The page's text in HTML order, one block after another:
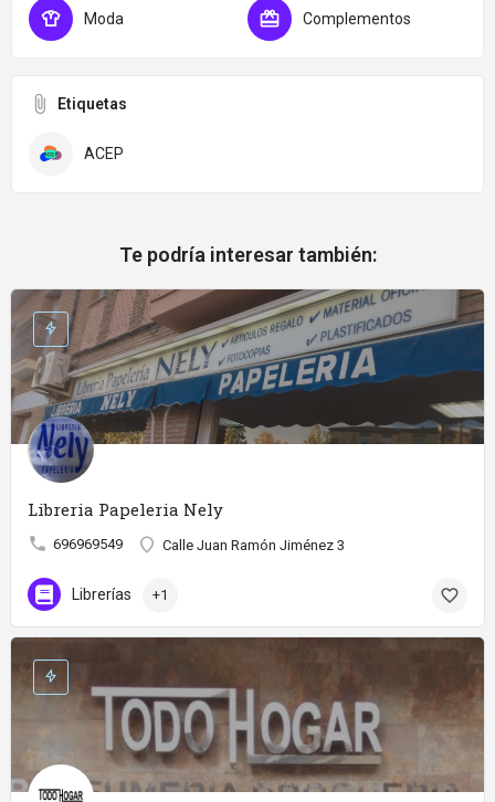
Moda Complementos
Etiquetas
ACEP
Te podría interesar también:
Libreria Papeleria Nely
696969549 Calle Juan Ramón Jiménez 3
Librerías +1